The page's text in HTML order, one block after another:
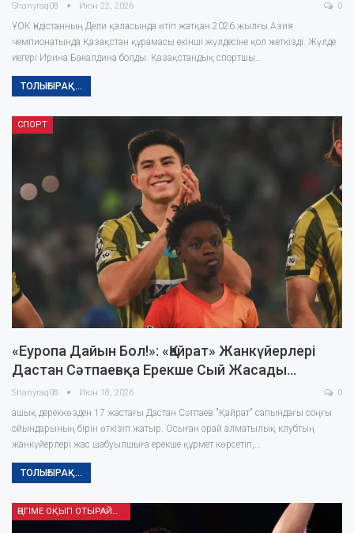
Shanyraq08 Июн 22, 2026 0
ҰОК Үндістанның Дели қаласында өтіп жатқан 2026 жылғы Азия
чемпионатында Қазақстан құрамасы екінші жүлдесіне қол жеткізді. Жүлде
иегері Ирина Бакалдина болды. Қазақстандық спортшы…
ТОЛЫҒЫРАҚ...
СПОРТ
«Еуропа Дайын Бол!»: «Қайрат» Жанкүйерлері
Дастан Сәтпаевқа Ерекше Сый Жасады…
Shanyraq08 Июн 18, 2026 0
ашық дереккөзден 17 жастағы Дастан Сәтпаев "Қайрат" сапындағы соңғы
ойындарының бірін өткізіп жатыр. Осыған орай алматылық клубтың
жанкүйерлері жас шабуылшыға ерекше құрмет көрсетіп,…
ТОЛЫҒЫРАҚ...
ӘҢГІМЕ ОҚЫП ОТЫРАЙЫҚ